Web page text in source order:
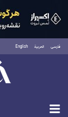
فارسی العربية English